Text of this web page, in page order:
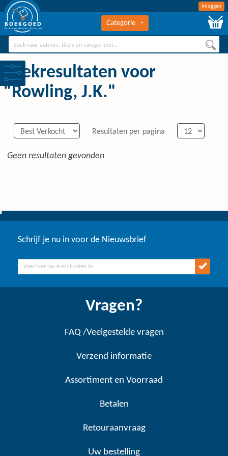
Inloggen
BOEKGOED
Boekengroothandel Hilversum
Categorie
Zoekresultaten voor
"Rowling, J.K."
Resultaten per pagina
Geen resultaten gevonden
Schrijf je nu in voor de Nieuwsbrief
Vragen?
FAQ /Veelgestelde vragen
Verzend informatie
Assortiment en Voorraad
Betalen
Retouraanvraag
Uw bestelling